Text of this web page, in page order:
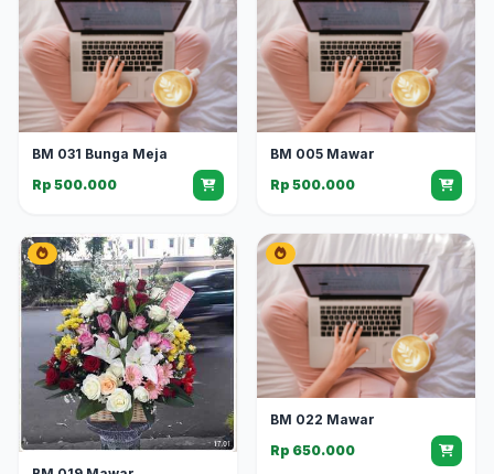
BM 031 Bunga Meja
Rp 500.000
BM 005 Mawar
Rp 500.000
BM 022 Mawar
Rp 650.000